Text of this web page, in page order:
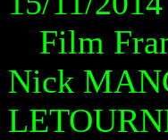
Film
Nick